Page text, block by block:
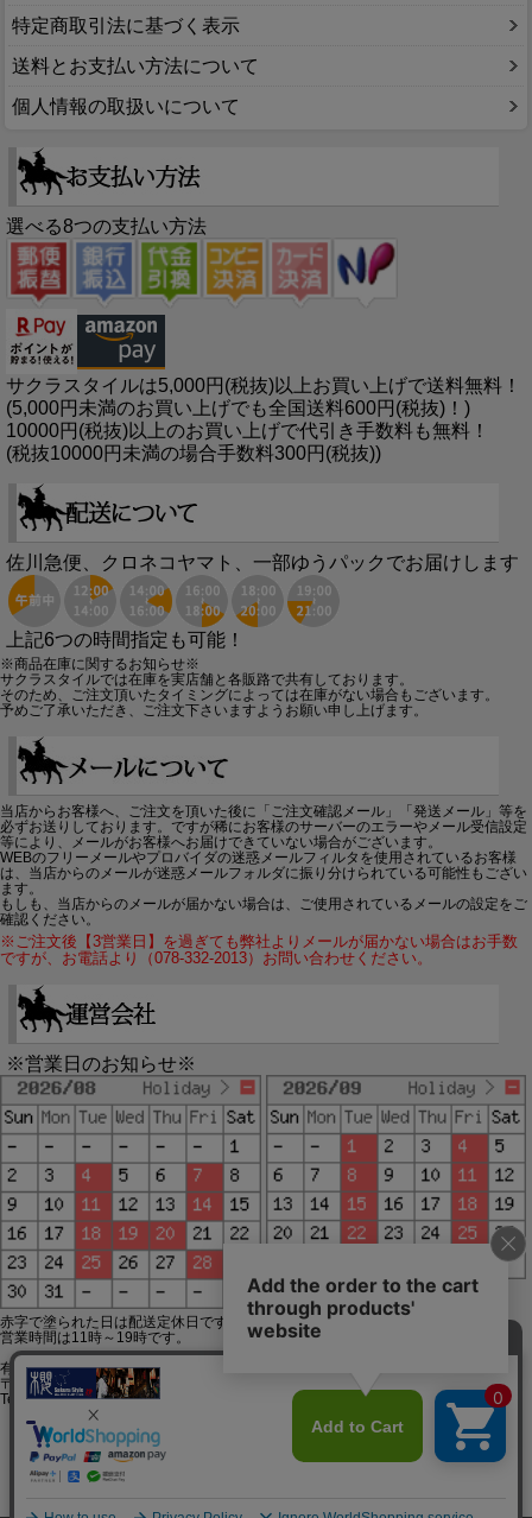
特定商取引法に基づく表示
送料とお支払い方法について
個人情報の取扱いについて
選べる8つの支払い方法
サクラスタイルは5,000円(税抜)以上お買い上げで送料無料！
(5,000円未満のお買い上げでも全国送料600円(税抜)！)
10000円(税抜)以上のお買い上げで代引き手数料も無料！
(税抜10000円未満の場合手数料300円(税抜))
佐川急便、クロネコヤマト、一部ゆうパックでお届けします
上記6つの時間指定も可能！
※商品在庫に関するお知らせ※
サクラスタイルでは在庫を実店舗と各販路で共有しております。
そのため、ご注文頂いたタイミングによっては在庫がない場合もございます。
予めご了承いただき、ご注文下さいますようお願い申し上げます。
当店からお客様へ、ご注文を頂いた後に「ご注文確認メール」「発送メール」等を
必ずお送りしております。ですが稀にお客様のサーバーのエラーやメール受信設定
等により、メールがお客様へお届けできていない場合がございます。
WEBのフリーメールやプロバイダの迷惑メールフィルタを使用されているお客様
は、当店からのメールが迷惑メールフォルダに振り分けられている可能性もござい
ます。
もしも、当店からのメールが届かない場合は、ご使用されているメールの設定をご
確認ください。
※ご注文後【3営業日】を過ぎても弊社よりメールが届かない場合はお手数
ですが、お電話より（078-332-2013）お問い合わせください。
※営業日のお知らせ※
赤字で塗られた日は配送定休日です。
営業時間は11時～19時です。
有限会社ジップジップ SakuraStyle通販事業部
〒650-0021 神戸市中央区三宮町3-9-19イトウビル1,4F
Tel:078-332-2013 FAX:078-333-6644
SSL/TLSとは?